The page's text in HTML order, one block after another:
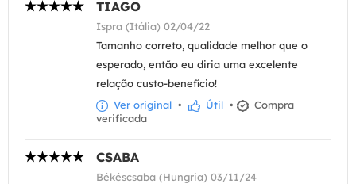
TIAGO
Ispra (Itália) 02/04/22
Tamanho correto, qualidade melhor que o
esperado, então eu diria uma excelente
relação custo-benefício!
Ver original • Útil •
Compra
verificada
CSABA
Békéscsaba (Hungria) 03/11/24